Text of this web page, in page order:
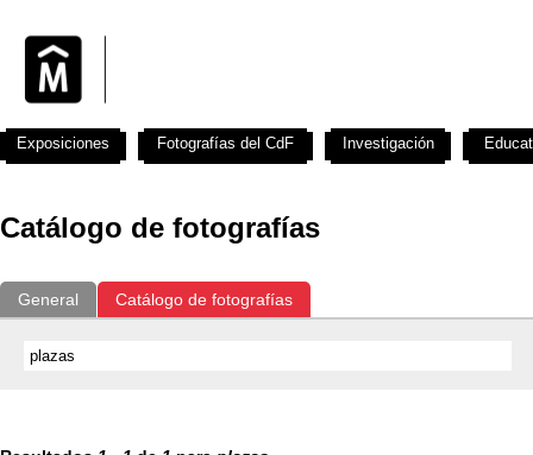
Catálogo de fotografías
General Catálogo de fotografías
Exposiciones Fotografías del CdF Investigación